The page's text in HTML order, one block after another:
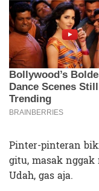
Pinter-pinteran
gitu, masak
Udah, gas aja.